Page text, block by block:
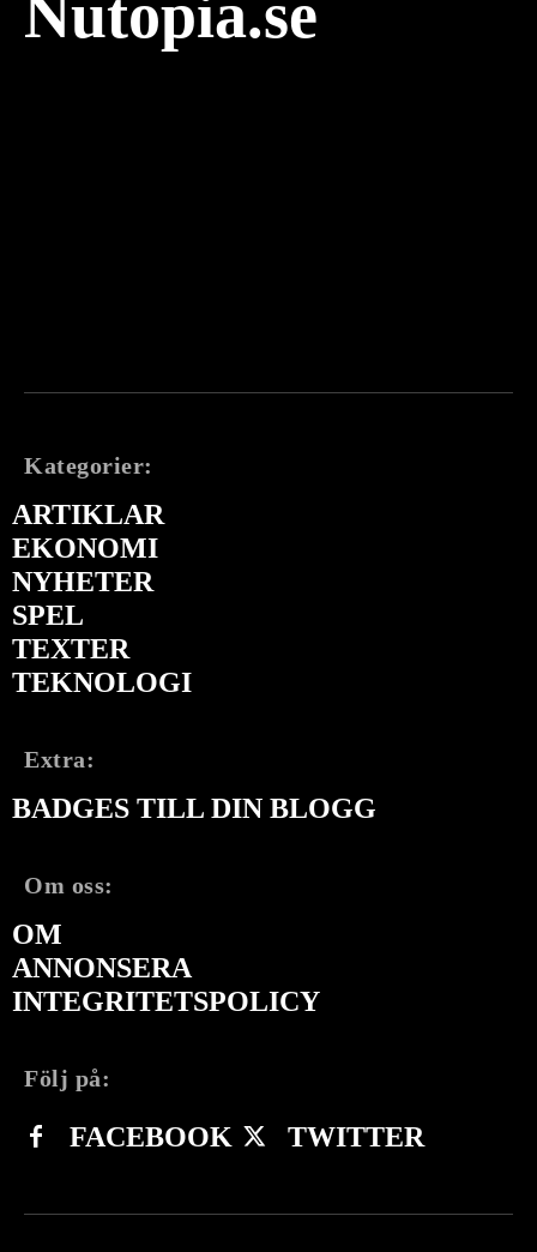
Nutopia.se
Kategorier:
ARTIKLAR
EKONOMI
NYHETER
SPEL
TEXTER
TEKNOLOGI
Extra:
BADGES TILL DIN BLOGG
Om oss:
OM
ANNONSERA
INTEGRITETSPOLICY
Följ på:
FACEBOOK TWITTER